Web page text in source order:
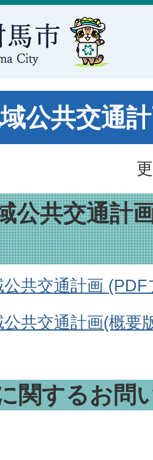
公共交通
公共交通計
公共交通計画
公共交通計画(概要
関するお問